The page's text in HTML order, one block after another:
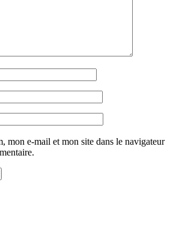
mon e-mail et mon site dans le navigateur